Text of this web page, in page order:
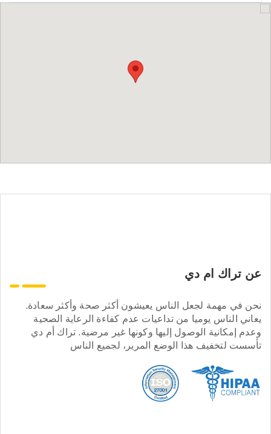
عن تراك ام دي
نحن في مهمة لجعل الناس يعيشون أكثر صحة وأكثر سعادة.
يعاني الناس يوميا من تداعيات عدم كفاءة الرعاية الصحية
وعدم إمكانية الوصول إليها وكونها غير مرضية. تراك أم دي
تأسست لتخفيف هذا الوضع المرير، لجميع الناس